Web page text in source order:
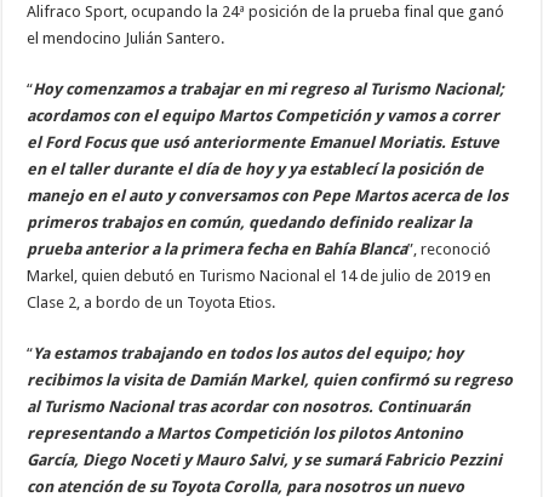
Alifraco Sport, ocupando la 24ª posición de la prueba final que ganó
el mendocino Julián Santero.
“Hoy comenzamos a trabajar en mi regreso al Turismo Nacional;
acordamos con el equipo Martos Competición y vamos a correr
el Ford Focus que usó anteriormente Emanuel Moriatis. Estuve
en el taller durante el día de hoy y ya establecí la posición de
manejo en el auto y conversamos con Pepe Martos acerca de los
primeros trabajos en común, quedando definido realizar la
prueba anterior a la primera fecha en Bahía Blanca”, reconoció
Markel, quien debutó en Turismo Nacional el 14 de julio de 2019 en
Clase 2, a bordo de un Toyota Etios.
“Ya estamos trabajando en todos los autos del equipo; hoy
recibimos la visita de Damián Markel, quien confirmó su regreso
al Turismo Nacional tras acordar con nosotros. Continuarán
representando a Martos Competición los pilotos Antonino
García, Diego Noceti y Mauro Salvi, y se sumará Fabricio Pezzini
con atención de su Toyota Corolla, para nosotros un nuevo